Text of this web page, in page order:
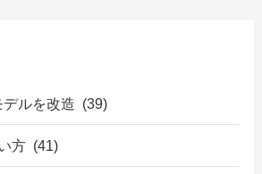
デルを改造 (39)
方 (41)